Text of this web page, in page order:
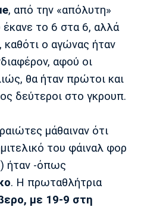
Ρεάλ
Μαδρίτης
Σίτι
, από την «απόλυτη»
έκανε το 6 στα 6, αλλά
ο αγώνας ήταν
αφού οι
θα ήταν πρώτοι και
δεύτεροι στο γκρουπ.
μάθαιναν ότι
του φάιναλ φορ
ήταν -όπως
. Η πρωταθλήτρια
με 19-9 στη